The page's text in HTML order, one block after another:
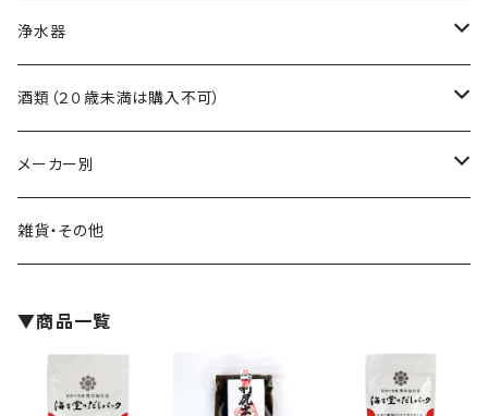
自然食品
ミネラル
食物繊維
ヘアケア
吸い玉医療器
吸い玉用部品
浄水器
浄水器本体
浄水器交換フィルター
浄水器部品
酒類（２０歳未満は購入不可）
ワイン
日本酒
料理酒・味醂
メーカー別
霧島黒酢
村山製油
雑貨・その他
▼商品一覧